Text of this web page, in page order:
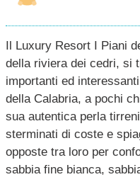
Il Luxury Resort I Piani
della riviera dei cedri, si
importanti ed
della Calabria, a pochi
sua autentica perla
sterminati di coste e
opposte tra loro per
sabbia fine bianca,